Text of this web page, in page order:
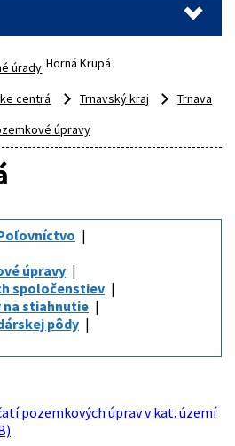
úrady
centrá
Trnavský kraj
Trnava
úpravy
Horná Krupá
úpravy
spoločenstiev
na stiahnutie
pôdy
pozemkových úprav v kat. území